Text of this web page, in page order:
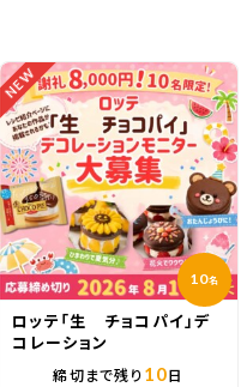
NEW
10名
ロッテ「生 チョコパイ」デ
コレーション
締切まで残り 10日